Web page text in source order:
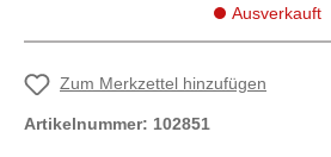
Ausverkauft
Zum Merkzettel hinzufügen
Artikelnummer: 102851